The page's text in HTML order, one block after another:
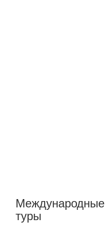
Международные
туры